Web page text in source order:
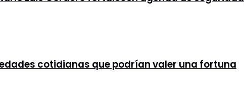
cotidianas que podrían valer una fortuna